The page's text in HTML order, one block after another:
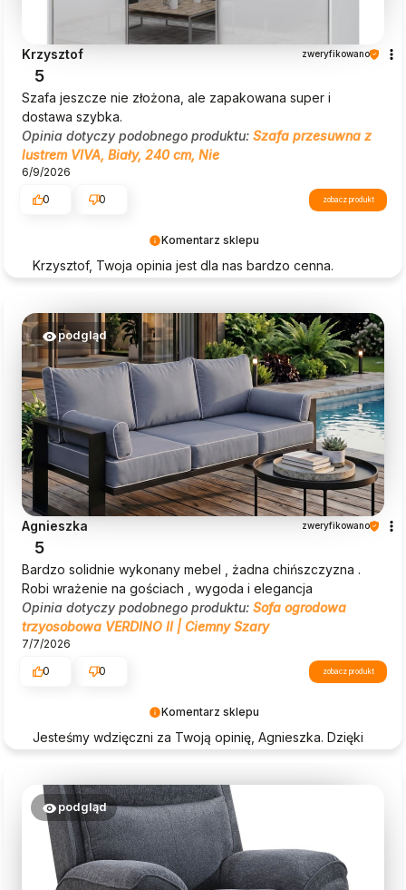
Komentarz sklepu
Krzysztof, Twoja opinia jest dla nas bardzo cenna.
Krzysztof zweryfikowano
5
Szafa jeszcze nie złożona, ale zapakowana super i
dostawa szybka.
Opinia dotyczy podobnego produktu: Szafa przesuwna z
lustrem VIVA, Biały, 240 cm, Nie
6/9/2026
0
0 zobacz produkt
Komentarz sklepu
Jesteśmy wdzięczni za Twoją opinię, Agnieszka. Dzięki
podgląd
Agnieszka zweryfikowano
5
Bardzo solidnie wykonany mebel , żadna chińszczyzna .
Robi wrażenie na gościach , wygoda i elegancja
Opinia dotyczy podobnego produktu: Sofa ogrodowa
trzyosobowa VERDINO II | Ciemny Szary
7/7/2026
0
0 zobacz produkt
podgląd